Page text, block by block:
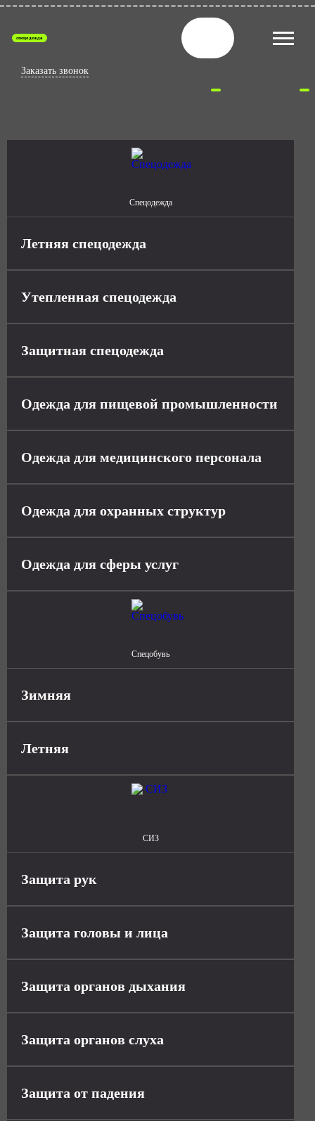
спецодежда
Заказать звонок
Спецодежда
Летняя спецодежда
Утепленная спецодежда
Защитная спецодежда
Одежда для пищевой промышленности
Одежда для медицинского персонала
Одежда для охранных структур
Одежда для сферы услуг
Спецобувь
Зимняя
Летняя
СИЗ
Защита рук
Защита головы и лица
Защита органов дыхания
Защита органов слуха
Защита от падения